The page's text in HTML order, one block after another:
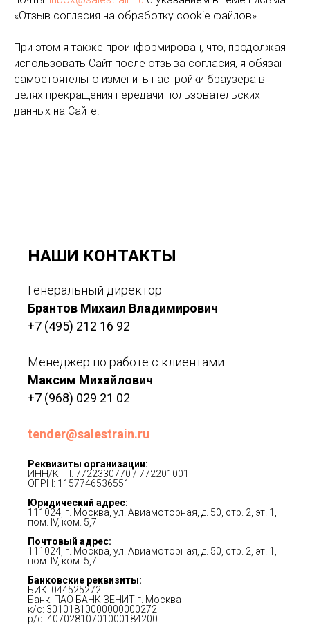
«Отзыв согласия на обработку cookie файлов».
При этом я также проинформирован, что, продолжая
использовать Сайт после отзыва согласия, я обязан
самостоятельно изменить настройки браузера в
целях прекращения передачи пользовательских
данных на Сайте.
НАШИ КОНТАКТЫ
Генеральный директор
Брантов Михаил Владимирович
+7 (495) 212 16 92
Менеджер по работе с клиентами
Максим Михайлович
+7 (968) 029 21 02
tender@salestrain.ru
Реквизиты организации:
ИНН/КПП: 7722330770 / 772201001
ОГРН: 1157746536551
Юридический адрес:
111024, г. Москва, ул. Авиамоторная, д. 50, стр. 2, эт. 1,
пом. IV, ком. 5,7
Почтовый адрес:
111024, г. Москва, ул. Авиамоторная, д. 50, стр. 2, эт. 1,
пом. IV, ком. 5,7
Банковские реквизиты:
БИК: 044525272
Банк: ПАО БАНК ЗЕНИТ г. Москва
к/с: 30101810000000000272
р/с: 40702810701000184200